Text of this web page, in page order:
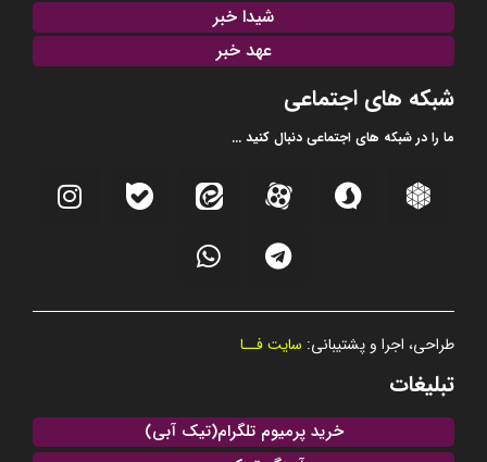
شیدا خبر
عهد خبر
شبکه های اجتماعی
ما را در شبکه های اجتماعی دنبال کنید ...
طراحی، اجرا و پشتیبانی: سایت فــا
تبلیغات
خرید پرمیوم تلگرام(تیک آبی)